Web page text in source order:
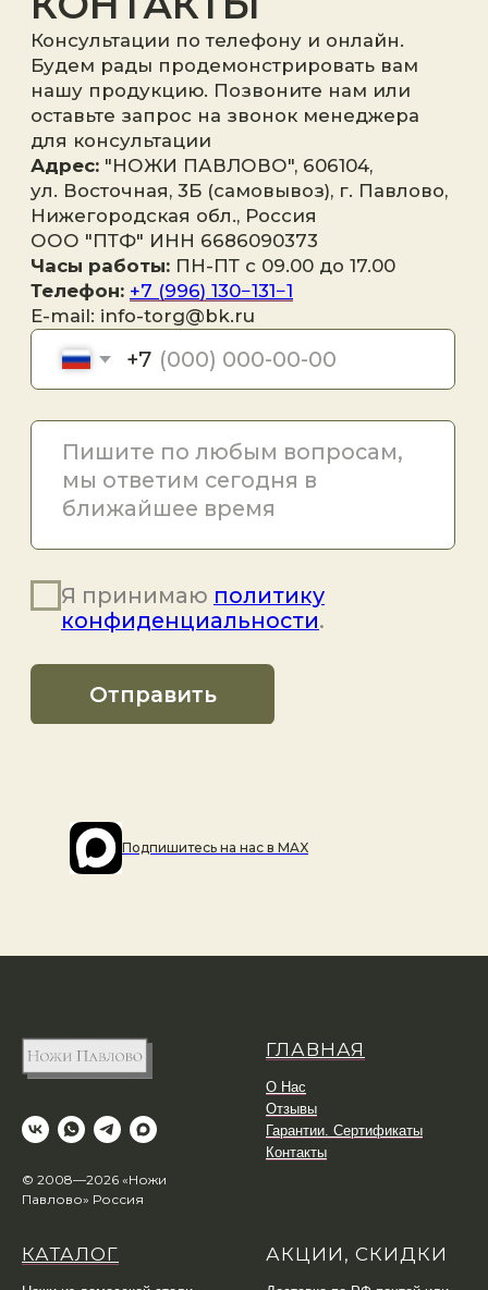
Подпишитесь на наc в MAX
© 2008—2026 «Ножи
Павлово» Россия
ГЛАВНАЯ
О Нас
Отзывы
Гарантии. Сертификаты
Контакты
КАТАЛОГ АКЦИИ, СКИДКИ